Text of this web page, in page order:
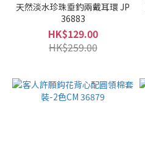
天然淡水珍珠垂釣兩戴耳環 JP
36883
HK$129.00
HK$259.00